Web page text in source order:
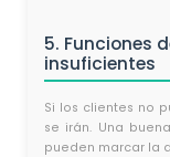
5. Funciones
insuficientes
Si los clientes no
se irán. Una
pueden marcar la